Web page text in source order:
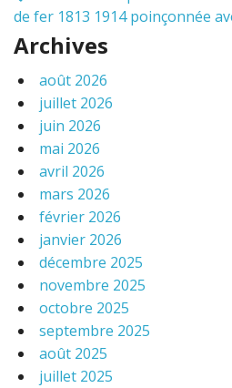
k
des
articles
de fer 1813 1914 poinçonnée
Archives
août 2026
juillet 2026
juin 2026
mai 2026
avril 2026
mars 2026
février 2026
janvier 2026
décembre 2025
novembre 2025
octobre 2025
septembre 2025
août 2025
juillet 2025